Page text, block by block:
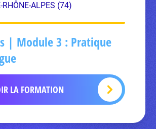
RHÔNE-ALPES (74)
| Module 3 : Pratique
LA FORMATION